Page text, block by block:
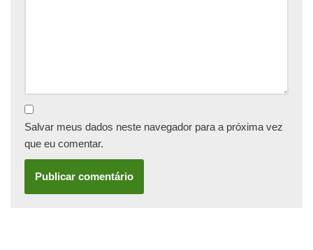
Salvar meus dados neste navegador para a próxima vez
que eu comentar.